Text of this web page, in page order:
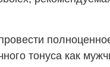
тонуса как